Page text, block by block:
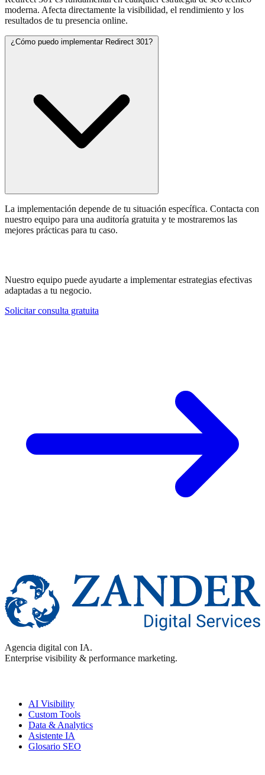
moderna. Afecta directamente la visibilidad, el rendimiento y los
resultados de tu presencia online.
¿Cómo puedo implementar Redirect 301?
La implementación depende de tu situación específica. Contacta con
nuestro equipo para una auditoría gratuita y te mostraremos las
mejores prácticas para tu caso.
Nuestro equipo puede ayudarte a implementar estrategias efectivas
adaptadas a tu negocio.
Solicitar consulta gratuita
Agencia digital con IA.
Enterprise visibility & performance marketing.
AI Visibility
Custom Tools
Data & Analytics
Asistente IA
Glosario SEO